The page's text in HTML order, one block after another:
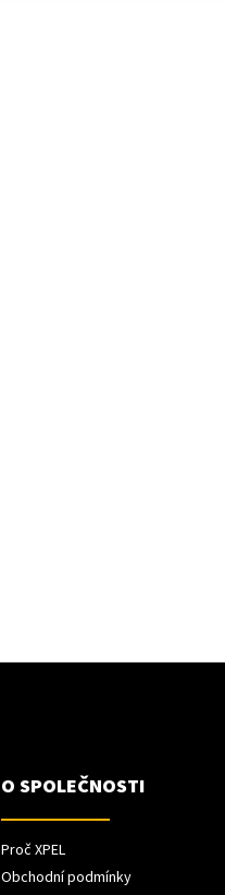
O SPOLEČNOSTI
Proč XPEL
Obchodní podmínky